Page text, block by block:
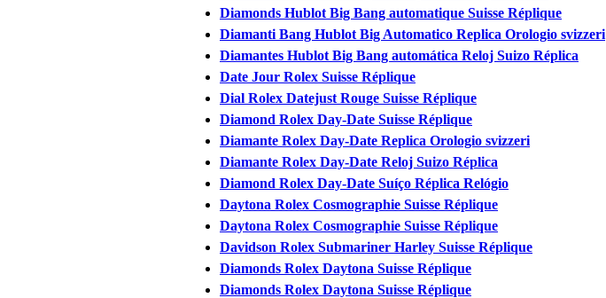
Diamonds Hublot Big Bang automatique Suisse Réplique
Diamanti Bang Hublot Big Automatico Replica Orologio svizzeri
Diamantes Hublot Big Bang automática Reloj Suizo Réplica
Date Jour Rolex Suisse Réplique
Dial Rolex Datejust Rouge Suisse Réplique
Diamond Rolex Day-Date Suisse Réplique
Diamante Rolex Day-Date Replica Orologio svizzeri
Diamante Rolex Day-Date Reloj Suizo Réplica
Diamond Rolex Day-Date Suíço Réplica Relógio
Daytona Rolex Cosmographie Suisse Réplique
Daytona Rolex Cosmographie Suisse Réplique
Davidson Rolex Submariner Harley Suisse Réplique
Diamonds Rolex Daytona Suisse Réplique
Diamonds Rolex Daytona Suisse Réplique